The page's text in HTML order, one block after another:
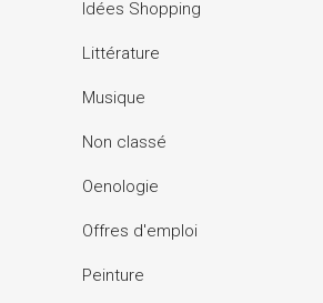
Idées Shopping
Littérature
Musique
Non classé
Oenologie
Offres d'emploi
Peinture